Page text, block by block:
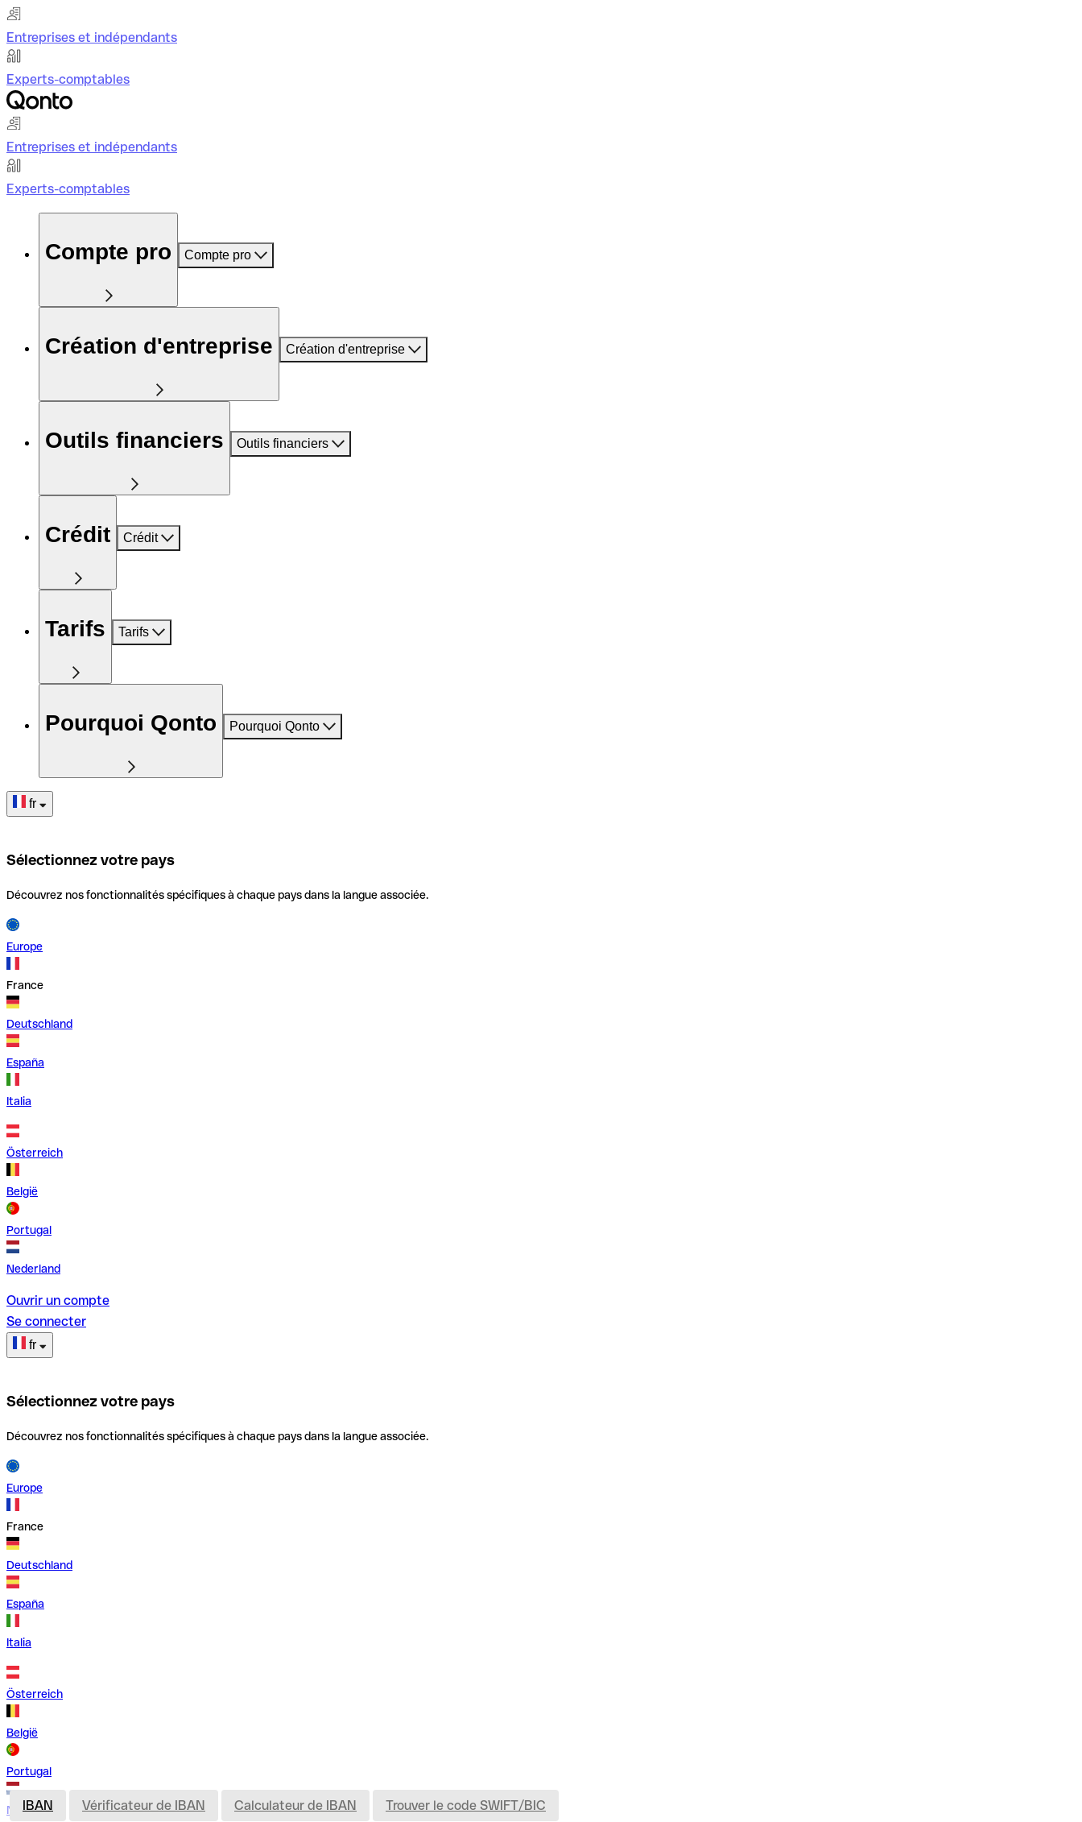
Entreprises et indépendants
Experts-comptables
Entreprises et indépendants
Experts-comptables
Compte pro Compte pro
Création d'entreprise Création d'entreprise
Outils financiers Outils financiers
Crédit Crédit
Tarifs Tarifs
Pourquoi Qonto Pourquoi Qonto
fr
Sélectionnez votre pays
Découvrez nos fonctionnalités spécifiques à chaque pays dans la langue associée.
Europe
France
Deutschland
España
Italia
Österreich
België
Portugal
Nederland
Ouvrir un compte
Se connecter
fr
Sélectionnez votre pays
Découvrez nos fonctionnalités spécifiques à chaque pays dans la langue associée.
Europe
France
Deutschland
España
Italia
Österreich
België
Portugal
Nederland
IBAN Vérificateur de IBAN Calculateur de IBAN Trouver le code SWIFT/BIC